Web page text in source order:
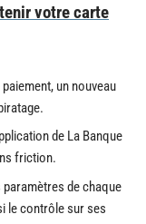
votre carte
un nouveau
de La Banque
friction.
paramètres de chaque
le contrôle sur ses